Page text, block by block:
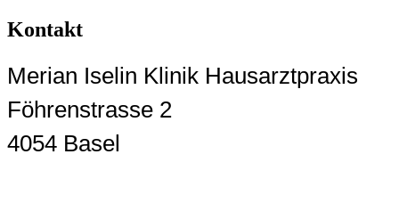
Kontakt
Merian Iselin Klinik Hausarztpraxis
Föhrenstrasse 2
4054 Basel